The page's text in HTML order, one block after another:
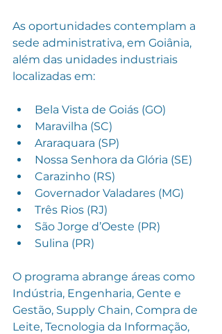
As oportunidades contemplam a
sede administrativa, em Goiânia,
além das unidades industriais
localizadas em:
Bela Vista de Goiás (GO)
Maravilha (SC)
Araraquara (SP)
Nossa Senhora da Glória (SE)
Carazinho (RS)
Governador Valadares (MG)
Três Rios (RJ)
São Jorge d’Oeste (PR)
Sulina (PR)
O programa abrange áreas como
Indústria, Engenharia, Gente e
Gestão, Supply Chain, Compra de
Leite, Tecnologia da Informação,